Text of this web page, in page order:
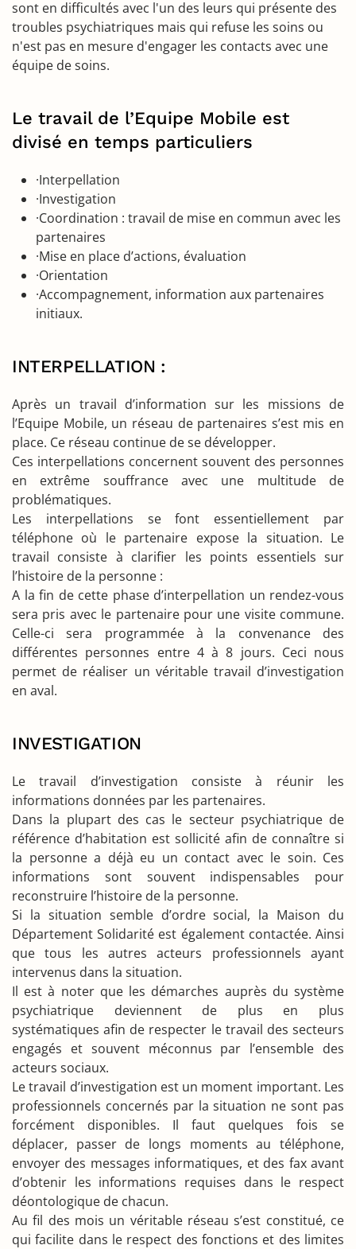
sont en difficultés avec l'un des leurs qui présente des
troubles psychiatriques mais qui refuse les soins ou
n'est pas en mesure d'engager les contacts avec une
équipe de soins.
Le travail de l’Equipe Mobile est
divisé en temps particuliers
·Interpellation
·Investigation
·Coordination : travail de mise en commun avec les
partenaires
·Mise en place d’actions, évaluation
·Orientation
·Accompagnement, information aux partenaires
initiaux.
INTERPELLATION :
Après un travail d’information sur les missions de
l’Equipe Mobile, un réseau de partenaires s’est mis en
place. Ce réseau continue de se développer.
Ces interpellations concernent souvent des personnes
en extrême souffrance avec une multitude de
problématiques.
Les interpellations se font essentiellement par
téléphone où le partenaire expose la situation. Le
travail consiste à clarifier les points essentiels sur
l’histoire de la personne :
A la fin de cette phase d’interpellation un rendez-vous
sera pris avec le partenaire pour une visite commune.
Celle-ci sera programmée à la convenance des
différentes personnes entre 4 à 8 jours. Ceci nous
permet de réaliser un véritable travail d’investigation
en aval.
INVESTIGATION
Le travail d’investigation consiste à réunir les
informations données par les partenaires.
Dans la plupart des cas le secteur psychiatrique de
référence d’habitation est sollicité afin de connaître si
la personne a déjà eu un contact avec le soin. Ces
informations sont souvent indispensables pour
reconstruire l’histoire de la personne.
Si la situation semble d’ordre social, la Maison du
Département Solidarité est également contactée. Ainsi
que tous les autres acteurs professionnels ayant
intervenus dans la situation.
Il est à noter que les démarches auprès du système
psychiatrique deviennent de plus en plus
systématiques afin de respecter le travail des secteurs
engagés et souvent méconnus par l’ensemble des
acteurs sociaux.
Le travail d’investigation est un moment important. Les
professionnels concernés par la situation ne sont pas
forcément disponibles. Il faut quelques fois se
déplacer, passer de longs moments au téléphone,
envoyer des messages informatiques, et des fax avant
d’obtenir les informations requises dans le respect
déontologique de chacun.
Au fil des mois un véritable réseau s’est constitué, ce
qui facilite dans le respect des fonctions et des limites